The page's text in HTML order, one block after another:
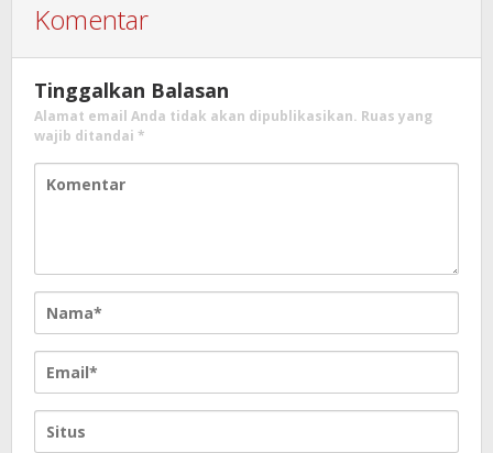
Komentar
Tinggalkan Balasan
Alamat email Anda tidak akan dipublikasikan. Ruas yang
wajib ditandai *